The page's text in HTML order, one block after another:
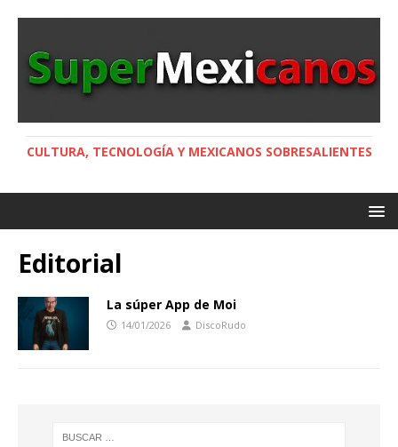
CULTURA, TECNOLOGÍA Y MEXICANOS SOBRESALIENTES
Editorial
La súper App de Moi
14/01/2026 DiscoRudo